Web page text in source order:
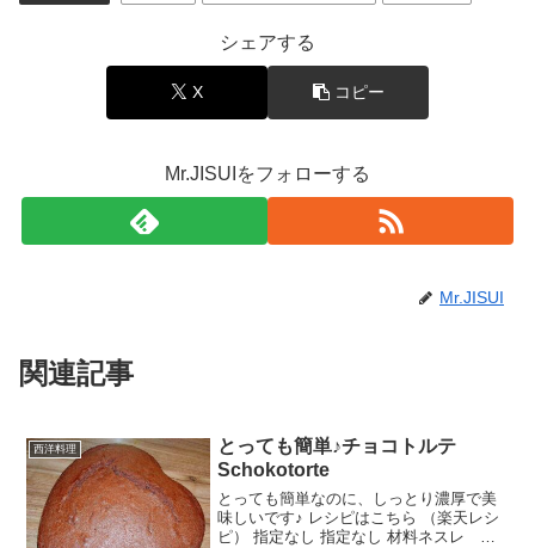
シェアする
X コピー
Mr.JISUIをフォローする
Mr.JISUI
関連記事
西洋料理
とっても簡単♪チョコトルテ
Schokotorte
とっても簡単なのに、しっとり濃厚で美
味しいです♪ レシピはこちら （楽天レシ
ピ） 指定なし 指定なし 材料ネスレ ネ